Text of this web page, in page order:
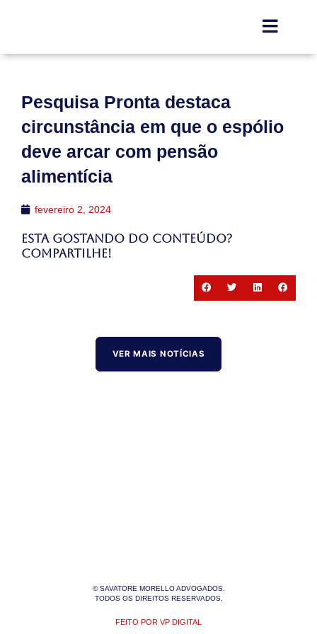
Pesquisa Pronta destaca
circunstância em que o espólio
deve arcar com pensão
alimentícia
fevereiro 2, 2024
Esta gostando do conteúdo?
Compartilhe!
VER MAIS NOTÍCIAS
© SAVATORE MORELLO ADVOGADOS.
TODOS OS DIREITOS RESERVADOS.
FEITO POR VP DIGITAL